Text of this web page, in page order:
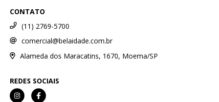
CONTATO
(11) 2769-5700
comercial@belaidade.com.br
Alameda dos Maracatins, 1670, Moema/SP
REDES SOCIAIS